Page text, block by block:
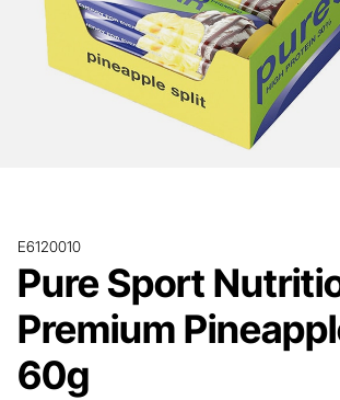
E6120010
Pure Sport
Premium
60g